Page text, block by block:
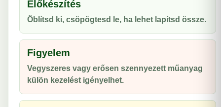
Előkészítés
Öblítsd ki, csöpögtesd le, ha lehet lapítsd össze.
Figyelem
Vegyszeres vagy erősen szennyezett műanyag
külön kezelést igényelhet.